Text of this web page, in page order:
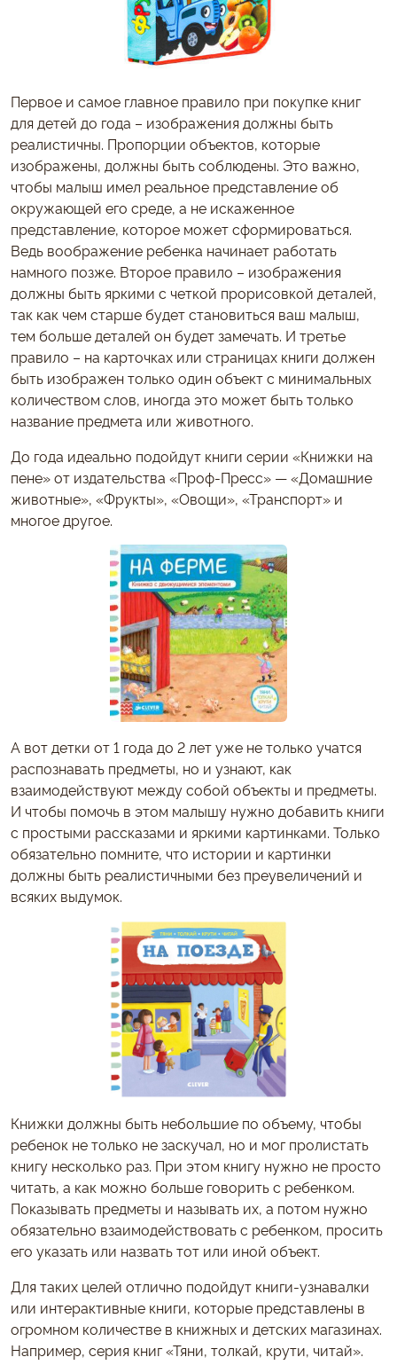
Первое и самое главное правило при покупке книг
для детей до года – изображения должны быть
реалистичны. Пропорции объектов, которые
изображены, должны быть соблюдены. Это важно,
чтобы малыш имел реальное представление об
окружающей его среде, а не искаженное
представление, которое может сформироваться.
Ведь воображение ребенка начинает работать
намного позже. Второе правило – изображения
должны быть яркими с четкой прорисовкой деталей,
так как чем старше будет становиться ваш малыш,
тем больше деталей он будет замечать. И третье
правило – на карточках или страницах книги должен
быть изображен только один объект с минимальных
количеством слов, иногда это может быть только
название предмета или животного.
До года идеально подойдут книги серии «Книжки на
пене» от издательства «Проф-Пресс» — «Домашние
животные», «Фрукты», «Овощи», «Транспорт» и
многое другое.
А вот детки от 1 года до 2 лет уже не только учатся
распознавать предметы, но и узнают, как
взаимодействуют между собой объекты и предметы.
И чтобы помочь в этом малышу нужно добавить книги
с простыми рассказами и яркими картинками. Только
обязательно помните, что истории и картинки
должны быть реалистичными без преувеличений и
всяких выдумок.
Книжки должны быть небольшие по объему, чтобы
ребенок не только не заскучал, но и мог пролистать
книгу несколько раз. При этом книгу нужно не просто
читать, а как можно больше говорить с ребенком.
Показывать предметы и называть их, а потом нужно
обязательно взаимодействовать с ребенком, просить
его указать или назвать тот или иной объект.
Для таких целей отлично подойдут книги-узнавалки
или интерактивные книги, которые представлены в
огромном количестве в книжных и детских магазинах.
Например, серия книг «Тяни, толкай, крути, читай».